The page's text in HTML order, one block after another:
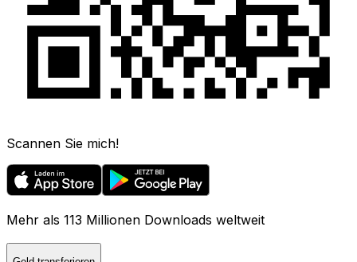
Scannen Sie mich!
Mehr als 113 Millionen Downloads weltweit